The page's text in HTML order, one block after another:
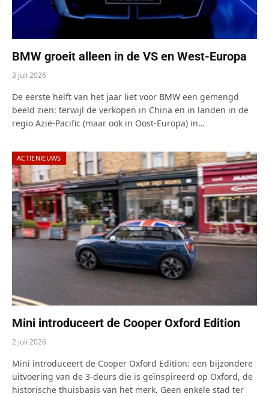
BMW groeit alleen in de VS en West-Europa
3 juli 2026
De eerste helft van het jaar liet voor BMW een gemengd
beeld zien: terwijl de verkopen in China en in landen in de
regio Azië-Pacific (maar ook in Oost-Europa) in…
ACTIENIEUWS
Mini introduceert de Cooper Oxford Edition
2 juli 2026
Mini introduceert de Cooper Oxford Edition: een bijzondere
uitvoering van de 3-deurs die is geïnspireerd op Oxford, de
historische thuisbasis van het merk. Geen enkele stad ter